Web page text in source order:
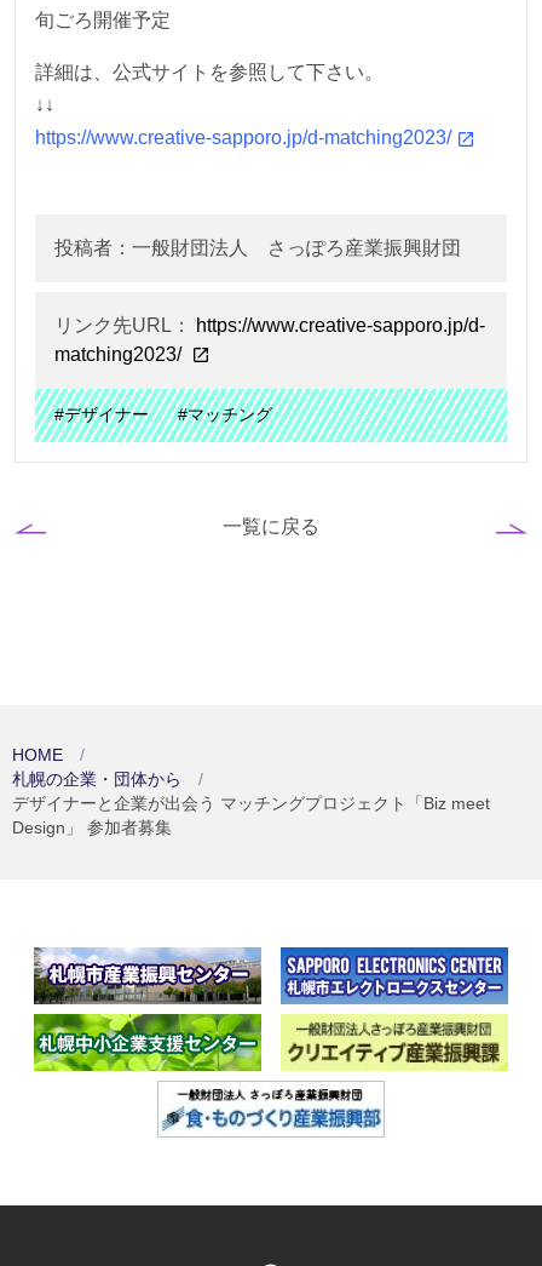
旬ごろ開催予定
詳細は、公式サイトを参照して下さい。
↓↓
https://www.creative-sapporo.jp/d-matching2023/
投稿者：一般財団法人 さっぽろ産業振興財団
リンク先URL：
https://www.creative-sapporo.jp/d-
matching2023/
#デザイナー #マッチング
一覧に戻る
HOME
札幌の企業・団体から
デザイナーと企業が出会う マッチングプロジェクト「Biz meet
Design」 参加者募集